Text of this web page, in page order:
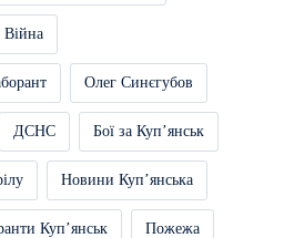
Війна
Олег Синєгубов
ДСНС Бої за Купʼянськ
Новини Купʼянська
Купʼянськ Пожежа